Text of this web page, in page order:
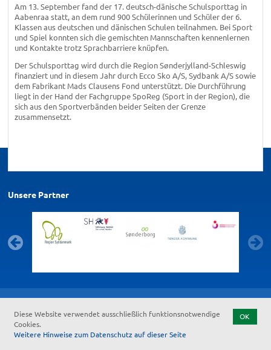
Am 13. September fand der 17. deutsch-dänische Schulsporttag in
Aabenraa statt, an dem rund 900 Schülerinnen und Schüler der 6.
Klassen aus deutschen und dänischen Schulen teilnahmen. Bei Sport
und Spiel konnten sich die gemischten Mannschaften kennenlernen
und Kontakte trotz Sprachbarriere knüpfen.
Der Schulsporttag wird durch die Region Sønderjylland-Schleswig
finanziert und in diesem Jahr durch Ecco Sko A/S, Sydbank A/S sowie
dem Fabrikant Mads Clausens Fond unterstützt. Die Durchführung
liegt in der Hand der Fachgruppe SpoReg (Sport in der Region), die
sich aus den Sportverbänden beider Seiten der Grenze
zusammensetzt.
Unsere Partner
Start
OK
Diese Website verwendet ausschließlich funktionsnotwendige
Cookies.
Weitere Hinweise zum Datenschutz auf dieser Seite